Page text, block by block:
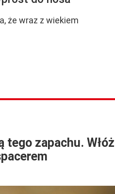
że wraz z wiekiem
tego zapachu. Włóż